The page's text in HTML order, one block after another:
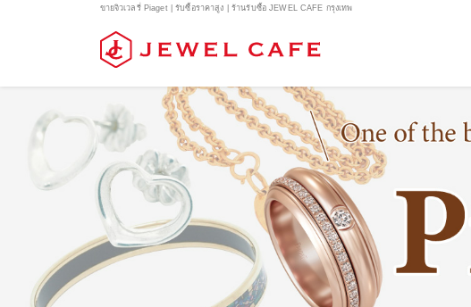
ขายจิวเวลรี่ Piaget | รับซื้อราคาสูง | ร้านรับซื้อ JEWEL CAFE กรุงเทพ